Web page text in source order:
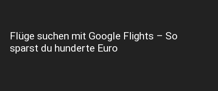
Flüge suchen mit Google Flights – So
sparst du hunderte Euro